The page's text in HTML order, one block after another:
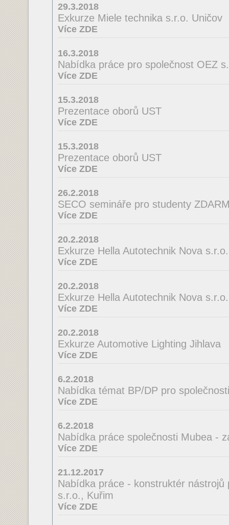
29.3.2018
Exkurze Miele technika s.r.o. Uničov
Více ZDE
16.3.2018
Nabídka práce pro společnost OEZ
Více ZDE
15.3.2018
Prezentace oborů UST
Více ZDE
15.3.2018
Prezentace oborů UST
Více ZDE
26.2.2018
SECO semináře pro studenty
Více ZDE
20.2.2018
Exkurze Hella Autotechnik Nova
Více ZDE
20.2.2018
Exkurze Hella Autotechnik Nova
Více ZDE
20.2.2018
Exkurze Automotive Lighting Jihlava
Více ZDE
6.2.2018
Nabídka témat BP/DP pro
Více ZDE
6.2.2018
Nabídka práce společnosti Mubea -
Více ZDE
21.12.2017
Nabídka práce - konstruktér
s.r.o., Kuřim
Více ZDE